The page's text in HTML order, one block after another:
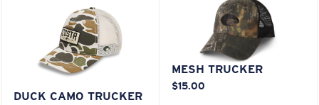
DUCK CAMO TRUCKER
MESH TRUCKER
$15.00